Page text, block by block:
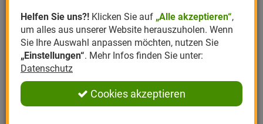
Erde
Kompost
Pflanzenstärkung
Nützlingsförderung
Nützlingszubehör
Gloria
Greenfield
Romberg
Themenwelt Rosen
Ziergarten
Kräutergarten
Ratgeber
Angebote
Helfen Sie uns?! Klicken Sie auf „Alle akzeptieren“,
um alles aus unserer Website herauszuholen. Wenn
Sie Ihre Auswahl anpassen möchten, nutzen Sie
„Einstellungen“. Mehr Infos finden Sie unter:
Datenschutz
Cookies akzeptieren